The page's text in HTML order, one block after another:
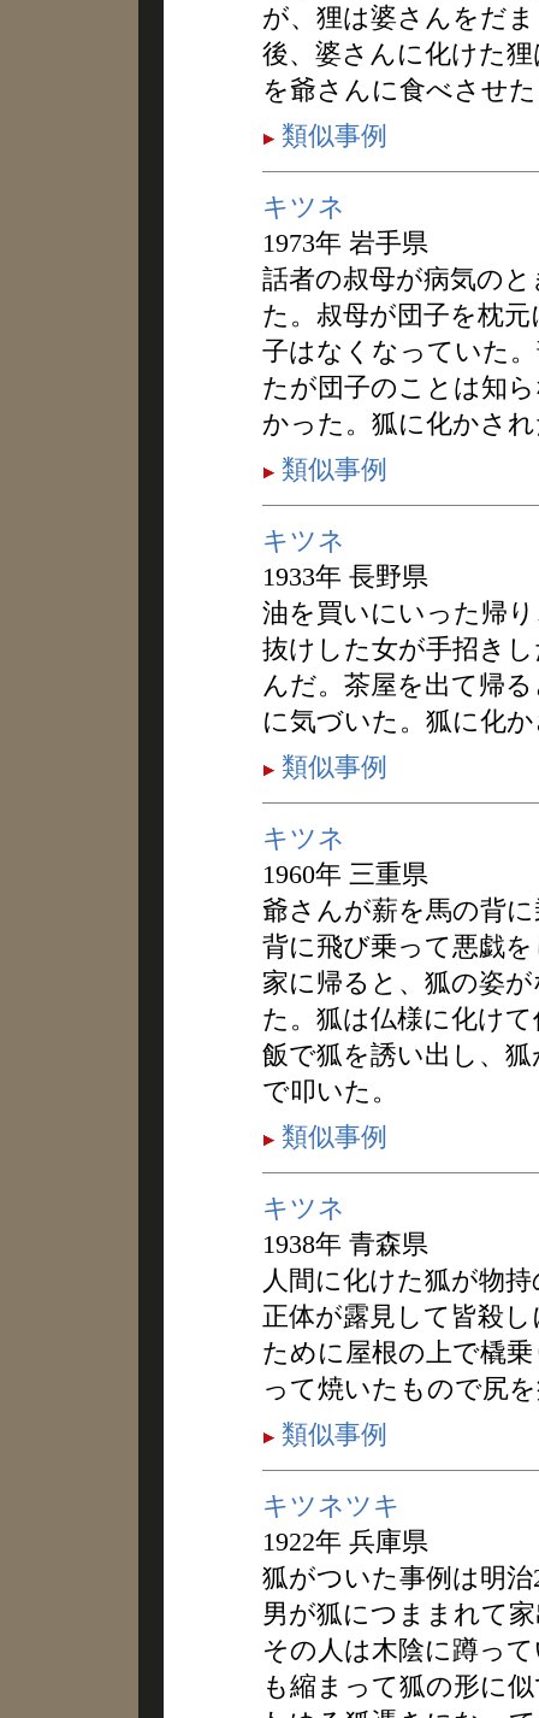
が、狸は婆さんをだ
後、婆さんに化けた
を爺さんに食べさせ
類似事例
キツネ
1973年 岩手県
話者の叔母が病気の
た。叔母が団子を枕
子はなくなっていた
たが団子のことは知
かった。狐に化かさ
類似事例
キツネ
1933年 長野県
油を買いにいった帰
抜けした女が手招き
んだ。茶屋を出て帰
に気づいた。狐に化
類似事例
キツネ
1960年 三重県
爺さんが薪を馬の背
背に飛び乗って悪戯
家に帰ると、狐の姿
た。狐は仏様に化け
飯で狐を誘い出し、
で叩いた。
類似事例
キツネ
1938年 青森県
人間に化けた狐が物
正体が露見して皆殺
ために屋根の上で橇
って焼いたもので尻
類似事例
キツネツキ
1922年 兵庫県
狐がついた事例は明
男が狐につままれて
その人は木陰に蹲っ
も縮まって狐の形に